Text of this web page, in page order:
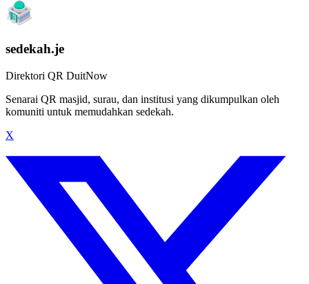
sedekah.je
Direktori QR DuitNow
Senarai QR masjid, surau, dan institusi yang dikumpulkan oleh
komuniti untuk memudahkan sedekah.
X